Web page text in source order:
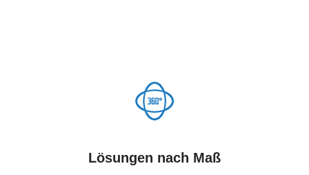
Lösungen nach Maß